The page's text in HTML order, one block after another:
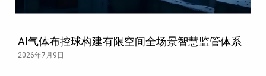
AI气体布控球构建有限空间全场景智慧监管体系
2026年7月9日